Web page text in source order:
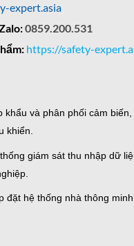
expert.asia
0859.200.531
https://safety-
khẩu và phân phối cảm
khiển.
giám sát thu nhập dữ
đặt hệ thống nhà thông minh